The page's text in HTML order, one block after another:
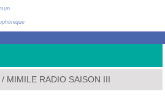
/ MIMILE RADIO SAISON III